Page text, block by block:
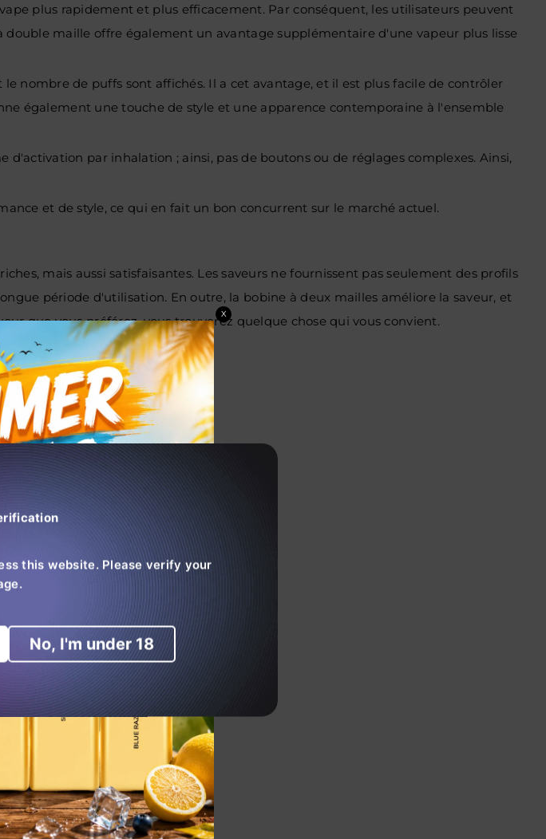
plus rapidement et plus efficacement. Par conséquent, les utilisateurs peuvent
maille offre également un avantage supplémentaire d'une vapeur plus lisse
nombre de puffs sont affichés. Il a cet avantage, et il est plus facile de contrôler
également une touche de style et une apparence contemporaine à l'ensemble
par inhalation ; ainsi, pas de boutons ou de réglages complexes. Ainsi,
et de style, ce qui en fait un bon concurrent sur le marché actuel.
mais aussi satisfaisantes. Les saveurs ne fournissent pas seulement des profils
période d'utilisation. En outre, la bobine à deux mailles améliore la saveur, et
que vous préférez, vous trouverez quelque chose qui vous convient.
X
this website. Please verify your
No, I'm under 18